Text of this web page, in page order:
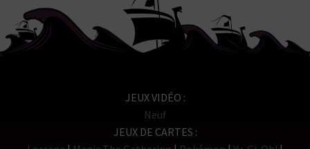
JEUX VIDÉO
Neuf
JEUX DE CARTES